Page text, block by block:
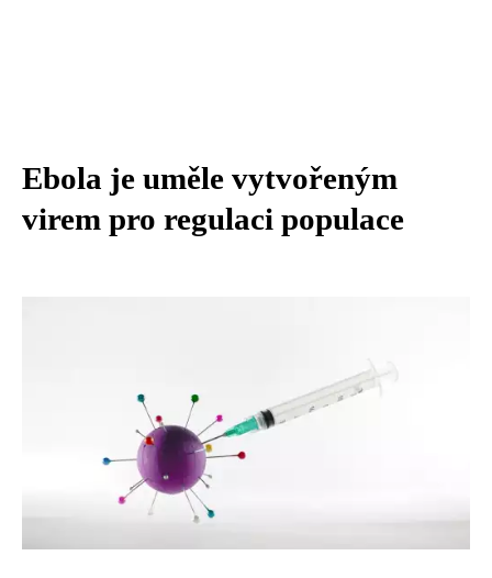
Ebola je uměle vytvořeným
virem pro regulaci populace